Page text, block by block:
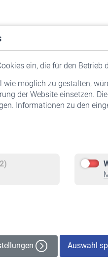
ein, die für den Betrieb
wie möglich zu gestalten,
der Website einsetzen.
Informationen zu den
Auswahl
Förderung
Rente